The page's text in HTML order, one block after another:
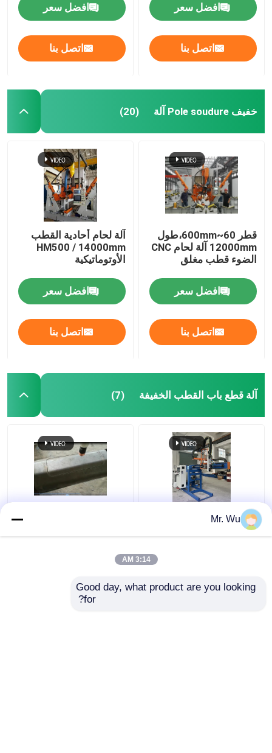
افضل سعر
اتصل بنا
افضل سعر
اتصل بنا
خفيف Pole soudure آلة (20)
قطر 60~600mm،طول
12000mm آلة لحام CNC
الضوء قطب مغلق
افضل سعر
اتصل بنا
آلة لحام أحادية القطب
HM500 / 14000mm
الأوتوماتيكية
افضل سعر
اتصل بنا
آلة قطع باب القطب الخفيفة (7)
القطب الباب آلة قطع
أقصى طول للقطع
2000mm
Mr. Wu
3:14 AM
Good day, what product are you looking
for?